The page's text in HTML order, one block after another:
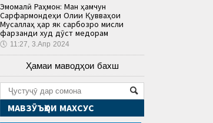
Эмомалӣ Раҳмон: Ман ҳамчун
Сарфармондеҳи Олии Қувваҳои
Мусаллаҳ ҳар як сарбозро мисли
фарзанди худ дӯст медорам
🕔 11:27, 3.Апр 2024
Ҳамаи маводҳои бахш
МАВЗӮЪҲОИ МАХСУС